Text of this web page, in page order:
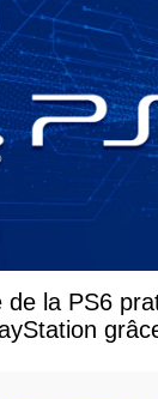
de la PS6